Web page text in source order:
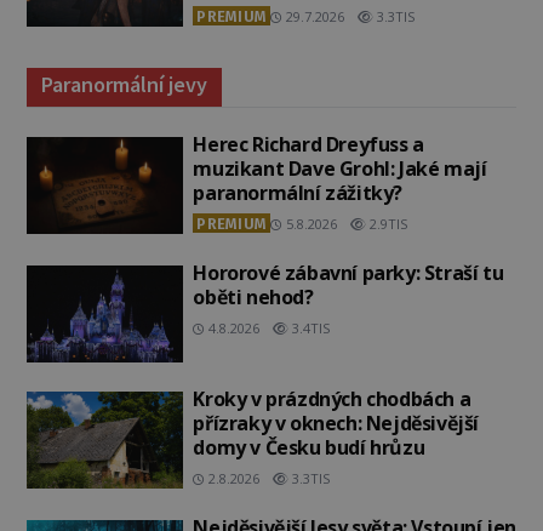
PREMIUM 29.7.2026 3.3TIS
Paranormální jevy
Herec Richard Dreyfuss a
muzikant Dave Grohl: Jaké mají
paranormální zážitky?
PREMIUM 5.8.2026 2.9TIS
Hororové zábavní parky: Straší tu
oběti nehod?
4.8.2026 3.4TIS
Kroky v prázdných chodbách a
přízraky v oknech: Nejděsivější
domy v Česku budí hrůzu
2.8.2026 3.3TIS